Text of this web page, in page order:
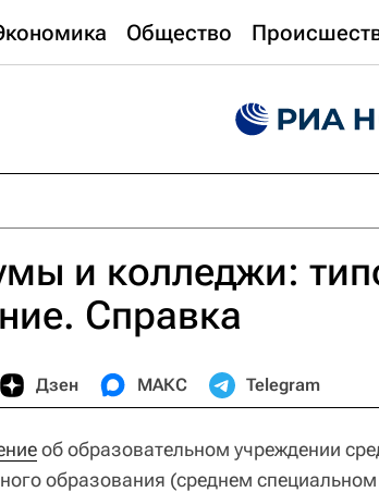
Общество
и колледжи:
Справка
Дзен МАКС Telegram
об образовательном учреждении
образования (среднем